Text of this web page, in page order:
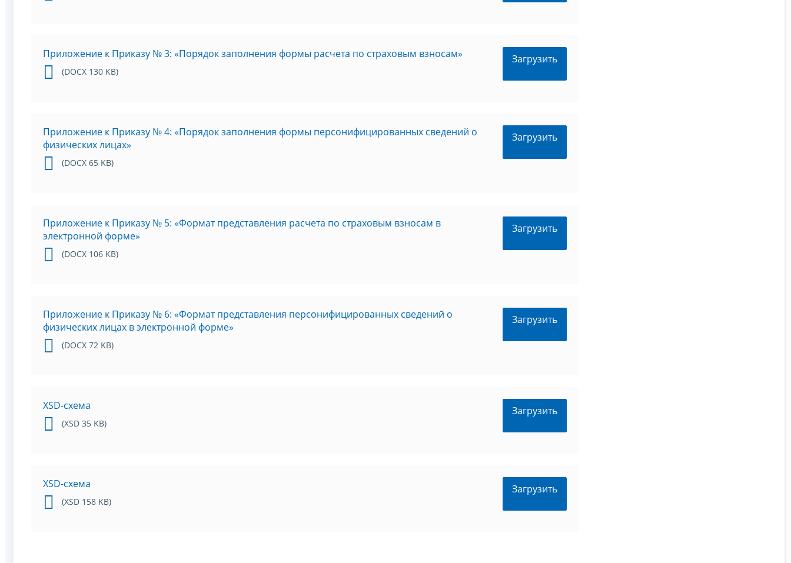
Приложение к Приказу № 3: «Порядок заполнения формы расчета по страховым взносам»
(DOCX 130 KB)
Загрузить
Приложение к Приказу № 4: «Порядок заполнения формы персонифицированных сведений о
физических лицах»
(DOCX 65 KB)
Загрузить
Приложение к Приказу № 5: «Формат представления расчета по страховым взносам в
электронной форме»
(DOCX 106 KB)
Загрузить
Приложение к Приказу № 6: «Формат представления персонифицированных сведений о
физических лицах в электронной форме»
(DOCX 72 KB)
Загрузить
XSD-схема
(XSD 35 KB)
Загрузить
XSD-схема
(XSD 158 KB)
Загрузить